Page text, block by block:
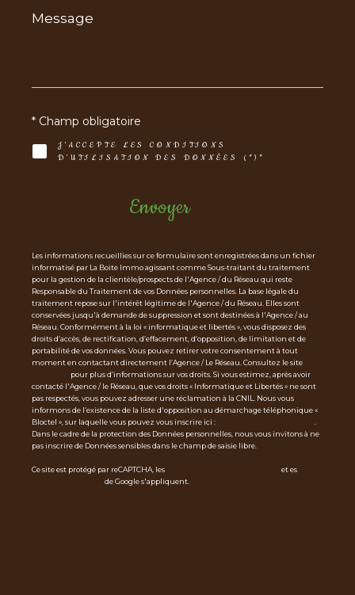
Message
*
J'ACCEPTE LES CONDITIONS
D'UTILISATION DES DONNÉES (*)*
* Champ obligatoire
Envoyer
Les informations recueillies sur ce formulaire sont enregistrées dans un fichier
informatisé par La Boite Immo agissant comme Sous-traitant du traitement
pour la gestion de la clientèle/prospects de l'Agence / du Réseau qui reste
Responsable du Traitement de vos Données personnelles. La base légale du
traitement repose sur l'intérêt légitime de l'Agence / du Réseau. Elles sont
conservées jusqu'à demande de suppression et sont destinées à l'Agence / au
Réseau. Conformément à la loi « informatique et libertés », vous disposez des
droits d’accès, de rectification, d’effacement, d’opposition, de limitation et de
portabilité de vos données. Vous pouvez retirer votre consentement à tout
moment en contactant directement l’Agence / Le Réseau. Consultez le site
pour plus d’informations sur vos droits. Si vous estimez, après avoir
contacté l'Agence / le Réseau, que vos droits « Informatique et Libertés » ne sont
pas respectés, vous pouvez adresser une réclamation à la CNIL. Nous vous
informons de l’existence de la liste d'opposition au démarchage téléphonique «
Bloctel », sur laquelle vous pouvez vous inscrire ici :
Dans le cadre de la protection des Données personnelles, nous vous invitons à ne
pas inscrire de Données sensibles dans le champ de saisie libre.
Ce site est protégé par reCAPTCHA, les et es
de Google s'appliquent.